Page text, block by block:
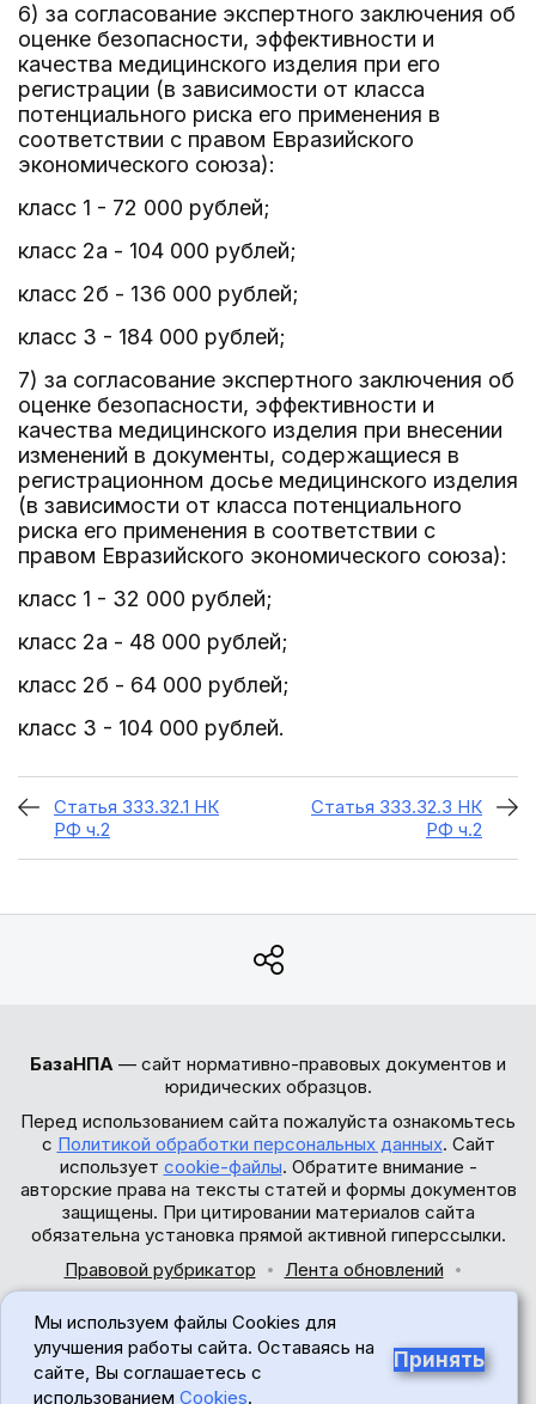
6) за согласование экспертного заключения об
оценке безопасности, эффективности и
качества медицинского изделия при его
регистрации (в зависимости от класса
потенциального риска его применения в
соответствии с правом Евразийского
экономического союза):
класс 1 - 72 000 рублей;
класс 2а - 104 000 рублей;
класс 2б - 136 000 рублей;
класс 3 - 184 000 рублей;
7) за согласование экспертного заключения об
оценке безопасности, эффективности и
качества медицинского изделия при внесении
изменений в документы, содержащиеся в
регистрационном досье медицинского изделия
(в зависимости от класса потенциального
риска его применения в соответствии с
правом Евразийского экономического союза):
класс 1 - 32 000 рублей;
класс 2а - 48 000 рублей;
класс 2б - 64 000 рублей;
класс 3 - 104 000 рублей.
Статья 333.32.1 НК
РФ ч.2
Статья 333.32.3 НК
РФ ч.2
БазаНПА — сайт нормативно-правовых документов и
юридических образцов.
Перед использованием сайта пожалуйста ознакомьтесь
с Политикой обработки персональных данных. Сайт
использует cookie-файлы. Обратите внимание -
авторские права на тексты статей и формы документов
защищены. При цитировании материалов сайта
обязательна установка прямой активной гиперссылки.
Правовой рубрикатор
Лента обновлений
© 2017-2026
18+
Мы используем файлы Cookies для
улучшения работы сайта. Оставаясь на
сайте, Вы соглашаетесь с
использованием Cookies.
Принять